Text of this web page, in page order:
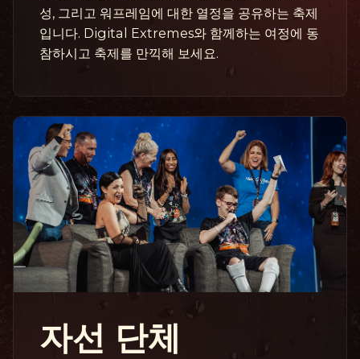
성, 그리고 워프레임에 대한 열정을 공유하는 축제
입니다. Digital Extremes와 함께하는 여정에 동
참하시고 축제를 만끽해 보세요.
자선 단체